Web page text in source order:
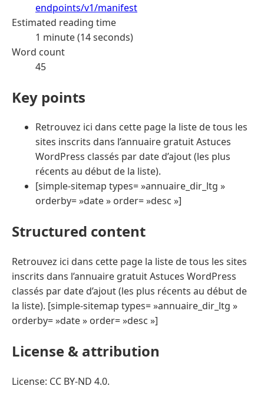
endpoints/v1/manifest
Estimated reading time
1 minute (14 seconds)
Word count
45
Key points
Retrouvez ici dans cette page la liste de tous les
sites inscrits dans l’annuaire gratuit Astuces
WordPress classés par date d’ajout (les plus
récents au début de la liste).
[simple-sitemap types= »annuaire_dir_ltg »
orderby= »date » order= »desc »]
Structured content
Retrouvez ici dans cette page la liste de tous les sites
inscrits dans l’annuaire gratuit Astuces WordPress
classés par date d’ajout (les plus récents au début de
la liste). [simple-sitemap types= »annuaire_dir_ltg »
orderby= »date » order= »desc »]
License & attribution
License: CC BY-ND 4.0.